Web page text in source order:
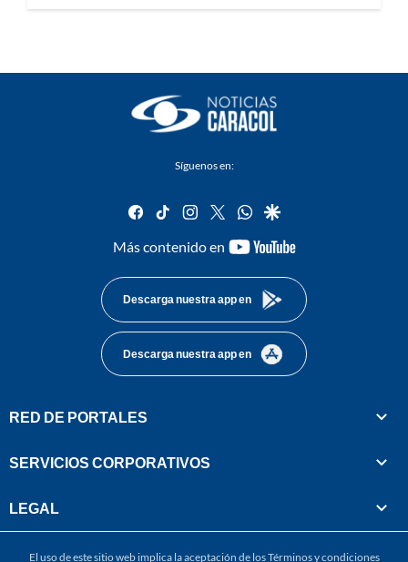
Síguenos en:
facebook
tiktok instagram
twitterwhatsapp
google
Más contenido en
youtube-
Descarga nuestra app en
Descarga nuestra app en
RED DE PORTALES
SERVICIOS CORPORATIVOS
LEGAL
El uso de este sitio web implica la aceptación de losTérminos y condiciones